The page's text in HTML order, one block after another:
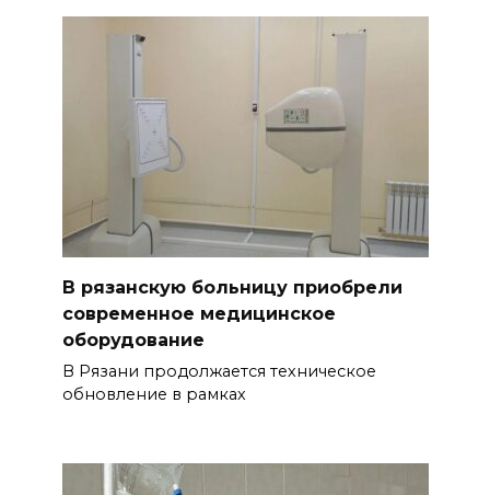
В рязанскую больницу приобрели
современное медицинское
оборудование
В Рязани продолжается техническое
обновление в рамках